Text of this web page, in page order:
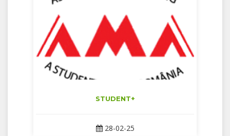
STUDENT+
28-02-25